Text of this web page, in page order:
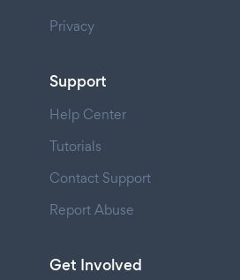
Privacy
Support
Help Center
Tutorials
Contact Support
Report Abuse
Get Involved